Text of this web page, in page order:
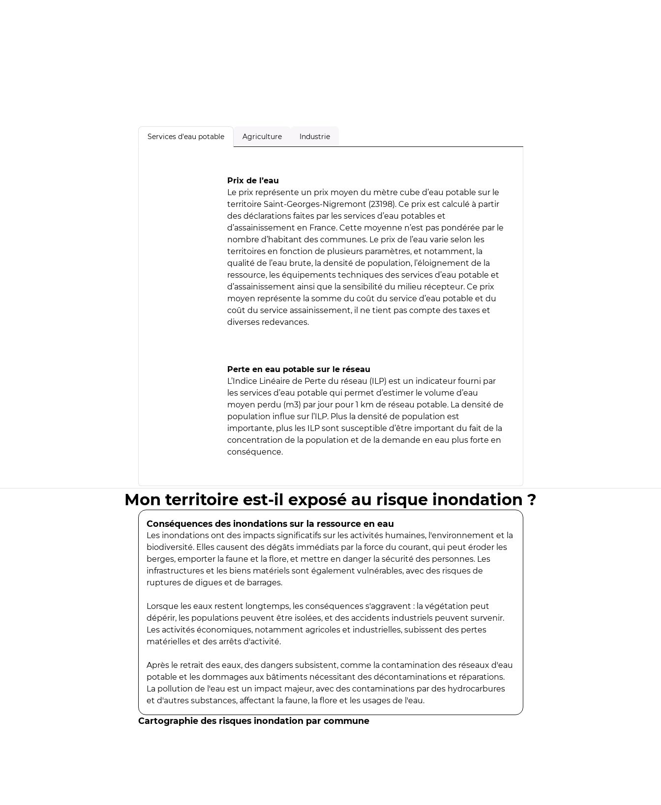
Services d'eau potable Agriculture Industrie
Prix de l’eau
Le prix représente un prix moyen du mètre cube d’eau potable sur le
territoire Saint-Georges-Nigremont (23198). Ce prix est calculé à partir
des déclarations faites par les services d’eau potables et
d’assainissement en France. Cette moyenne n’est pas pondérée par le
nombre d’habitant des communes. Le prix de l’eau varie selon les
territoires en fonction de plusieurs paramètres, et notamment, la
qualité de l’eau brute, la densité de population, l’éloignement de la
ressource, les équipements techniques des services d’eau potable et
d’assainissement ainsi que la sensibilité du milieu récepteur. Ce prix
moyen représente la somme du coût du service d’eau potable et du
coût du service assainissement, il ne tient pas compte des taxes et
diverses redevances.
Perte en eau potable sur le réseau
L’Indice Linéaire de Perte du réseau (ILP) est un indicateur fourni par
les services d’eau potable qui permet d’estimer le volume d’eau
moyen perdu (m3) par jour pour 1 km de réseau potable. La densité de
population influe sur l’ILP. Plus la densité de population est
importante, plus les ILP sont susceptible d’être important du fait de la
concentration de la population et de la demande en eau plus forte en
conséquence.
Mon territoire est-il exposé au risque inondation ?
Conséquences des inondations sur la ressource en eau
Les inondations ont des impacts significatifs sur les activités humaines, l'environnement et la
biodiversité. Elles causent des dégâts immédiats par la force du courant, qui peut éroder les
berges, emporter la faune et la flore, et mettre en danger la sécurité des personnes. Les
infrastructures et les biens matériels sont également vulnérables, avec des risques de
ruptures de digues et de barrages.
Lorsque les eaux restent longtemps, les conséquences s'aggravent : la végétation peut
dépérir, les populations peuvent être isolées, et des accidents industriels peuvent survenir.
Les activités économiques, notamment agricoles et industrielles, subissent des pertes
matérielles et des arrêts d'activité.
Après le retrait des eaux, des dangers subsistent, comme la contamination des réseaux d'eau
potable et les dommages aux bâtiments nécessitant des décontaminations et réparations.
La pollution de l'eau est un impact majeur, avec des contaminations par des hydrocarbures
et d'autres substances, affectant la faune, la flore et les usages de l'eau.
Cartographie des risques inondation par commune